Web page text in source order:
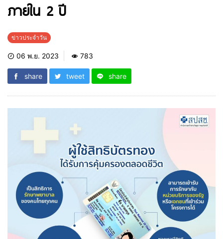
ภายใน 2 ปี
ข่าวประจำวัน
06 พ.ย. 2023 783
share tweet share